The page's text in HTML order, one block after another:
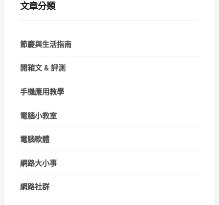
文章分類
節慶與生活指南
開箱文 & 評測
手機應用教學
電腦小教室
電腦軟體
網路大小事
網路社群